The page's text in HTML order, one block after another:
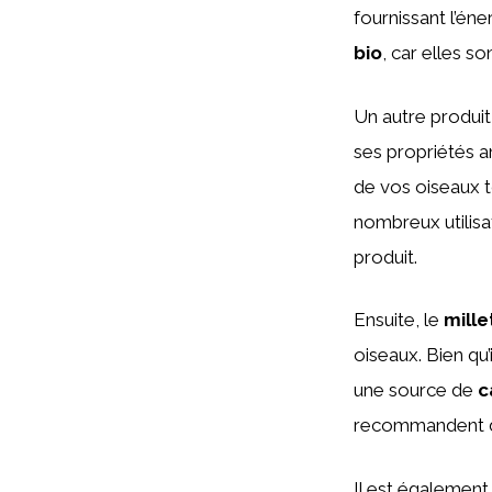
fournissant
bio, car elles
Un autre
ses propriétés
de vos oiseaux
nombreux
produit.
Ensuite, le
oiseaux. Bien
une source de
recommandent